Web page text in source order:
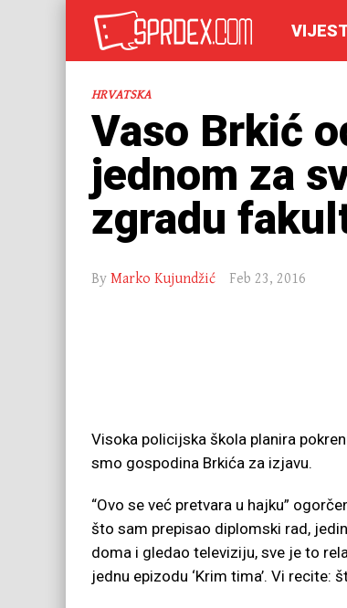
HRVATSKA
Vaso Brkić
jednom za
zgradu
By Marko Kujundžić Feb 23, 2016
Visoka policijska škola planira
smo gospodina Brkića za izjavu.
“Ovo se već pretvara u hajku”
što sam prepisao diplomski rad,
doma i gledao televiziju, sve je to
jednu epizodu ‘Krim tima’. Vi recite: